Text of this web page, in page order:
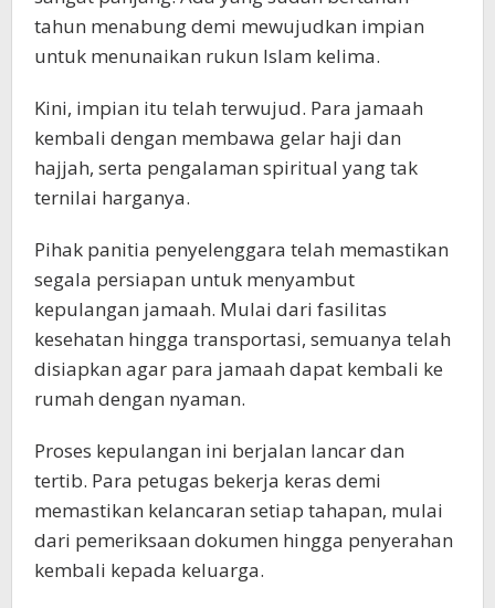
tahun menabung demi mewujudkan impian
untuk menunaikan rukun Islam kelima.
Kini, impian itu telah terwujud. Para jamaah
kembali dengan membawa gelar haji dan
hajjah, serta pengalaman spiritual yang tak
ternilai harganya.
Pihak panitia penyelenggara telah memastikan
segala persiapan untuk menyambut
kepulangan jamaah. Mulai dari fasilitas
kesehatan hingga transportasi, semuanya telah
disiapkan agar para jamaah dapat kembali ke
rumah dengan nyaman.
Proses kepulangan ini berjalan lancar dan
tertib. Para petugas bekerja keras demi
memastikan kelancaran setiap tahapan, mulai
dari pemeriksaan dokumen hingga penyerahan
kembali kepada keluarga.